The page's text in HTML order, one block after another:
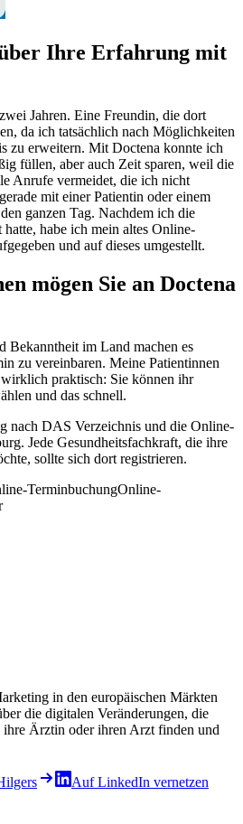
Ihre Erfahrung mit
Jahren. Eine Freundin, die dort
da ich tatsächlich nach Möglichkeiten
zu erweitern. Mit Doctena konnte ich
füllen, aber auch Zeit sparen, weil die
Anrufe vermeidet, die ich nicht
mit einer Patientin oder einem
ganzen Tag. Nachdem ich die
habe ich mein altes Online-
und auf dieses umgestellt.
mögen Sie an Doctena
Bekanntheit im Land machen es
zu vereinbaren. Meine Patientinnen
wirklich praktisch: Sie können ihr
und das schnell.
nach DAS Verzeichnis und die Online-
Jede Gesundheitsfachkraft, die ihre
sollte sich dort registrieren.
TerminbuchungOnline-
in den europäischen Märkten
die digitalen Veränderungen, die
ihre Ärztin oder ihren Arzt finden und
Auf LinkedIn vernetzen